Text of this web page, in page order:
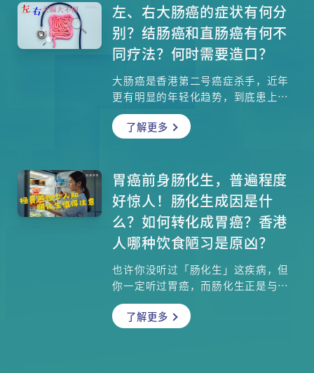
PM2.5 等污染物变成「毒雾」直攻肺
部。本文将为你揭开潮湿天气如何损
害呼吸道，并提供从室内湿度控制到
日常护理的 360 度防护策略。想知道
为什么抽湿机水箱会出现「神秘红色
液体」？室内湿度维持在哪个百分比
最健康？点进来，让我们一起守护呼
吸道，换回清爽的一口气！
左、右大肠癌的症状有何分
别？结肠癌和直肠癌有何不
同疗法？何时需要造口？
大肠癌是香港第二号癌症杀手，近年
更有明显的年轻化趋势，到底患上大
肠癌的症状如何？政府鼓励市民参与
大肠癌筛查计划，其好处和进行的过
口？新的治疗法如何改善直肠癌的治
疗效果？临床肿瘤科专科苏骏寅医生
为你拆解所有疑问！
了解更多
胃癌前身肠化生，普遍程度
好惊人！肠化生成因是什
么？如何转化成胃癌？香港
人哪种饮食陋习是原凶？
也许你没听过「肠化生」这疾病，但
你一定听过胃癌，而肠化生正是与胃
癌息息相关！原来肠化生竟是颇普遍
的疾病，究竟它如何发展成胃癌？幸
了解更多